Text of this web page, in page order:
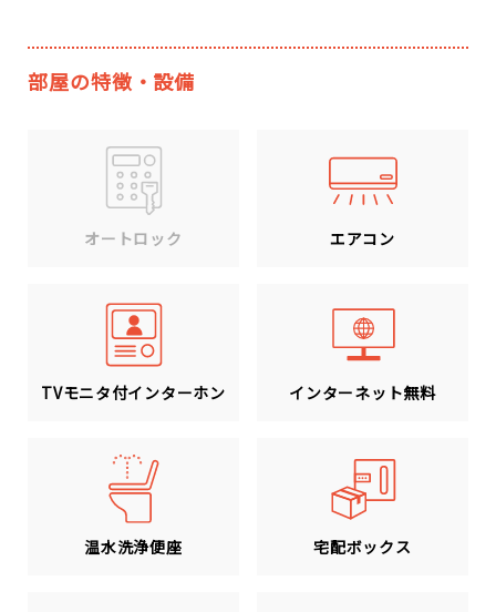
部屋の特徴・設備
オートロック エアコン
TVモニタ付インターホン インターネット無料
温水洗浄便座 宅配ボックス